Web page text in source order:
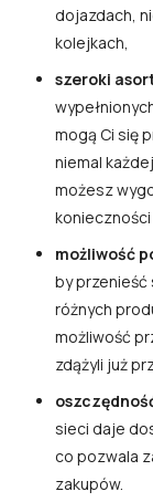
dojazdach,
kolejkach,
szeroki
mogą Ci się
niemal
możesz
możliwość
by przenieść
różnych
możliwość
zdążyli już
sieci daje
co pozwala
zakupów.